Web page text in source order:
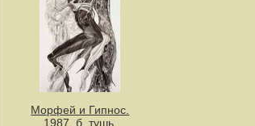
Морфей и Гипнос.
1987, б.,тушь,